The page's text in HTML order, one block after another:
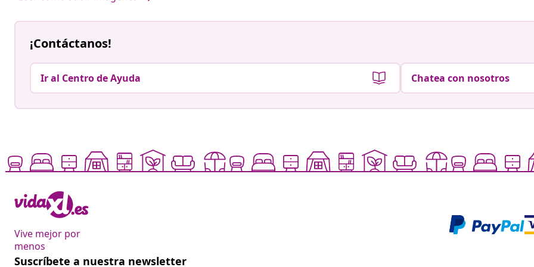
¡Contáctanos!
Ir al Centro de Ayuda Chatea con nosotros
Vive mejor por
menos
Suscríbete a nuestra newsletter